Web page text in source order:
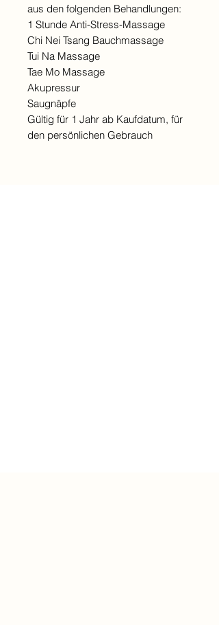
aus den folgenden Behandlungen:
1 Stunde Anti-Stress-Massage
Chi Nei Tsang Bauchmassage
Tui Na Massage
Tae Mo Massage
Akupressur
Saugnäpfe
Gültig für 1 Jahr ab Kaufdatum, für
den persönlichen Gebrauch